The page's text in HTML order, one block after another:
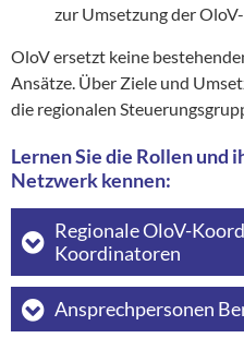
zur Umsetzung der
OloV ersetzt keine
Ansätze. Über Ziele und
die regionalen
Lernen Sie die Rollen und
Netzwerk kennen:
Regionale OloV-
Koordinatoren
Ansprechpersonen